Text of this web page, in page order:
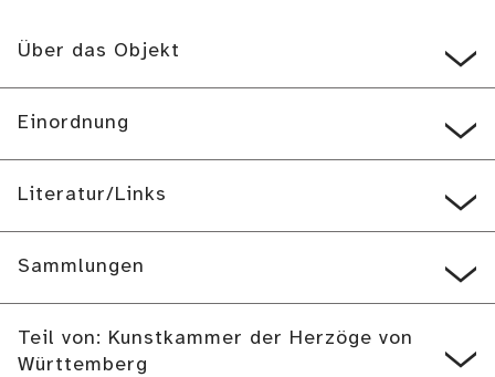
Über das Objekt
Einordnung
Literatur/Links
Sammlungen
Teil von: Kunstkammer der Herzöge von
Württemberg